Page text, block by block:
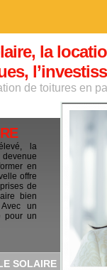
la
de toitures en
la
en
offre
de
bien
un
pour un
SOLAIRE